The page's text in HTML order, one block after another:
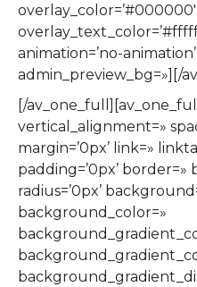
overlay_color=’#000000′
animation=’no-
admin_preview_bg=»][/
[/
vertical_alignment=»
margin=’0px’ link=»
padding=’0px’ border=»
radius=’0px’
background_color=»